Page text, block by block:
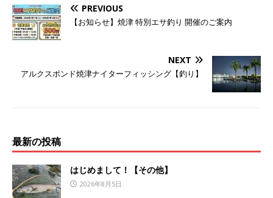
PREVIOUS
【お知らせ】焼津 特別エサ釣り 開催のご案内
NEXT
アルクスポンド焼津ナイターフィッシング【釣り】
最新の投稿
はじめまして！【その他】
2026年8月5日